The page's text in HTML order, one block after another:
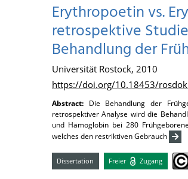
Erythropoetin vs.
retrospektive
Behandlung der
Universität Rostock, 2010
https://doi.org/10.18453/
Abstract: Die Behandlung der
retrospektiver Analyse wird die
und Hämoglobin bei 280
welches den restriktiven Gebrauch
Dissertation Freier Zugang